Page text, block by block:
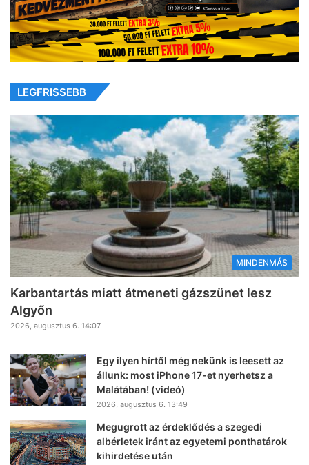
LEGFRISSEBB
MINDENMÁS
Karbantartás miatt átmeneti gázszünet lesz
Algyőn
2026, augusztus 6. 14:07
Egy ilyen hírtől még nekünk is leesett az
állunk: most iPhone 17-et nyerhetsz a
Malátában! (videó)
2026, augusztus 6. 13:49
Megugrott az érdeklődés a szegedi
albérletek iránt az egyetemi ponthatárok
kihirdetése után